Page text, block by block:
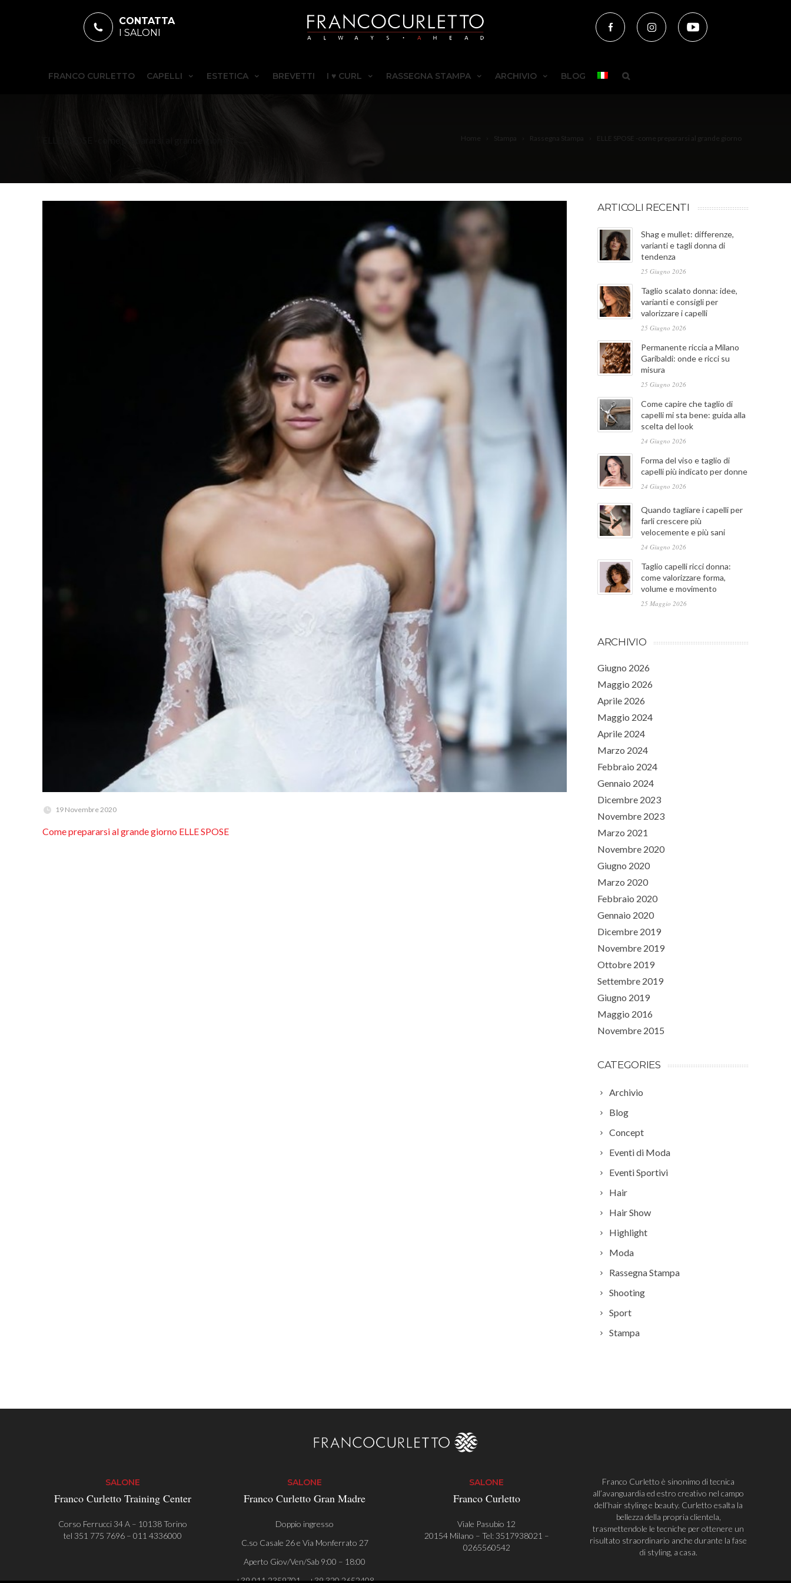
CONTATTA
I SALONI
FRANCO CURLETTO CAPELLI ESTETICA BREVETTI I ♥ CURL RASSEGNA STAMPA ARCHIVIO BLOG
Home Stampa Rassegna Stampa ELLE SPOSE -come prepararsi al grande giorno
19 Novembre 2020
Come prepararsi al grande giorno ELLE SPOSE
ARTICOLI RECENTI
Shag e mullet: differenze,
varianti e tagli donna di
tendenza
25 Giugno 2026
Taglio scalato donna: idee,
varianti e consigli per
valorizzare i capelli
25 Giugno 2026
Permanente riccia a Milano
Garibaldi: onde e ricci su
misura
25 Giugno 2026
Come capire che taglio di
capelli mi sta bene: guida alla
scelta del look
24 Giugno 2026
Forma del viso e taglio di
capelli più indicato per donne
24 Giugno 2026
Quando tagliare i capelli per
farli crescere più
velocemente e più sani
24 Giugno 2026
Taglio capelli ricci donna:
come valorizzare forma,
volume e movimento
25 Maggio 2026
ARCHIVIO
Giugno 2026
Maggio 2026
Aprile 2026
Maggio 2024
Aprile 2024
Marzo 2024
Febbraio 2024
Gennaio 2024
Dicembre 2023
Novembre 2023
Marzo 2021
Novembre 2020
Giugno 2020
Marzo 2020
Febbraio 2020
Gennaio 2020
Dicembre 2019
Novembre 2019
Ottobre 2019
Settembre 2019
Giugno 2019
Maggio 2016
Novembre 2015
CATEGORIES
Archivio
Blog
Concept
Eventi di Moda
Eventi Sportivi
Hair
Hair Show
Highlight
Moda
Rassegna Stampa
Shooting
Sport
Stampa
SALONE
Franco Curletto Training Center
Corso Ferrucci 34 A – 10138 Torino
tel 351 775 7696 – 011 4336000
SALONE
Franco Curletto Gran Madre
Doppio ingresso
C.so Casale 26 e Via Monferrato 27
Aperto Giov/Ven/Sab 9:00 – 18:00
+39 011 2359701 – +39 320 2652408
SALONE
Franco Curletto
Viale Pasubio 12
20154 Milano – Tel:3517938021 –
0265560542
Franco Curletto è sinonimo di tecnica
all’avanguardia ed estro creativo nel campo
dell’hair styling e beauty. Curletto esalta la
bellezza della propria clientela,
trasmettendole le tecniche per ottenere un
risultato straordinario anche durante la fase
di styling, a casa.